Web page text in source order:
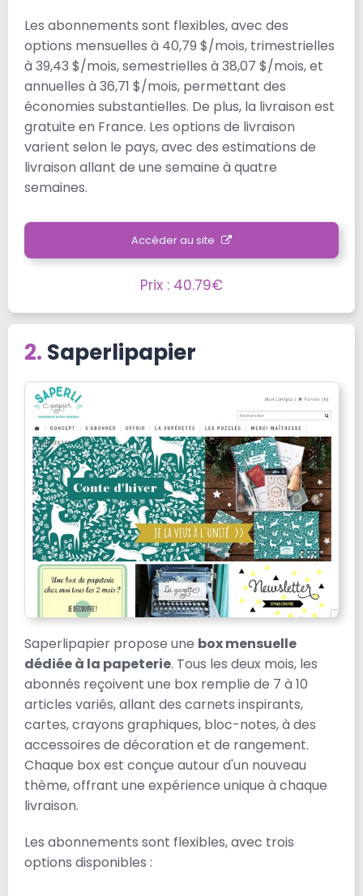
Les abonnements sont flexibles, avec des
options mensuelles à 40,79 $/mois, trimestrielles
à 39,43 $/mois, semestrielles à 38,07 $/mois, et
annuelles à 36,71 $/mois, permettant des
économies substantielles. De plus, la livraison est
gratuite en France. Les options de livraison
varient selon le pays, avec des estimations de
livraison allant de une semaine à quatre
semaines.
Accéder au site
Prix : 40.79€
Saperlipapier
Saperlipapier propose une box mensuelle
dédiée à la papeterie. Tous les deux mois, les
abonnés reçoivent une box remplie de 7 à 10
articles variés, allant des carnets inspirants,
cartes, crayons graphiques, bloc-notes, à des
accessoires de décoration et de rangement.
Chaque box est conçue autour d'un nouveau
thème, offrant une expérience unique à chaque
livraison.
Les abonnements sont flexibles, avec trois
options disponibles :